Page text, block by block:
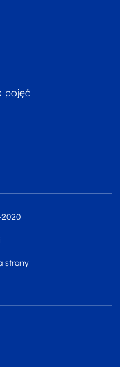
pojęć
2020
strony